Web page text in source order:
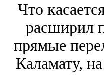
Что
расширил
прямые
Каламату,